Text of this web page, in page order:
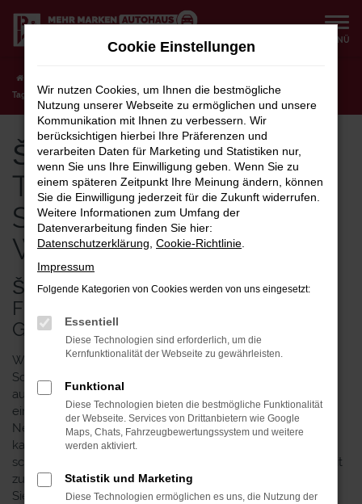
Zum
Hauptinhalt
MENÜ
Tageszulassung für Schwerin bei Prox & Walter
Škoda Karoq
Tageszulassung für
Schwerin bei Prox &
Walter
ŠKODA KAROQ TAGESZULASSUNG
FÜR SCHWERIN – NEU FAHREN,
GEBRAUCHT BEZAHLEN
Wie wäre es mit einer Škoda Karoq Tageszulassung für
Schwerin? Wir unterbreiten Ihnen diesen Vorschlag gleich
aus mehreren Gründen. Grund eins liegt im Preis, der bei
einer Škoda Karoq Tageszulassung deutlich unterhalb des
Neuwagenniveaus liegt. Mit anderen Worten zahlen Sie
kaum mehr als für einen klassischen Gebrauchten und
schonen somit Ihre Finanzen. Grund zwei hat indirekt damit
zu tun, denn trotz des Gebrauchtwagenpreises, erwerben
Sie für Ihre Mobilität in Schwerin einen echten Neuwagen.
Cookie Einstellungen
Wir nutzen Cookies, um Ihnen die bestmögliche
Nutzung unserer Webseite zu ermöglichen und unsere
Kommunikation mit Ihnen zu verbessern. Wir
berücksichtigen hierbei Ihre Präferenzen und
verarbeiten Daten für Marketing und Statistiken nur,
wenn Sie uns Ihre Einwilligung geben. Wenn Sie zu
einem späteren Zeitpunkt Ihre Meinung ändern, können
Sie die Einwilligung jederzeit für die Zukunft widerrufen.
Weitere Informationen zum Umfang der
Datenverarbeitung finden Sie hier:
Datenschutzerklärung Cookie-Richtlinie
Impressum
Folgende Kategorien von Cookies werden von uns eingesetzt:
Essentiell
Diese Technologien sind erforderlich, um die
Kernfunktionalität der Webseite zu gewährleisten.
Funktional
Diese Technologien bieten die bestmögliche Funktionalität
der Webseite. Services von Drittanbietern wie Google
Maps, Chats, Fahrzeugbewertungssystem und weitere
werden aktiviert.
Statistik und Marketing
Diese Technologien ermöglichen es uns, die Nutzung der